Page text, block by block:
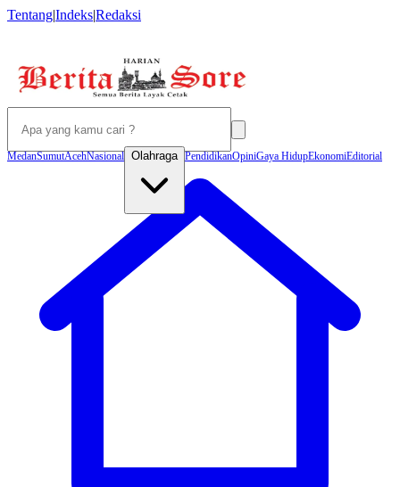
Tentang|Indeks|Redaksi
MedanSumutAcehNasional Olahraga PendidikanOpiniGaya HidupEkonomiEditorial